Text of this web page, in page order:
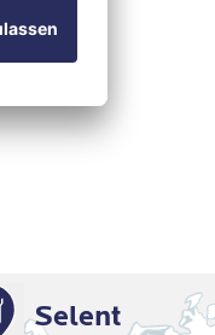
Selent